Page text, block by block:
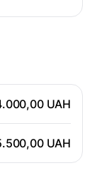
UAH
UAH